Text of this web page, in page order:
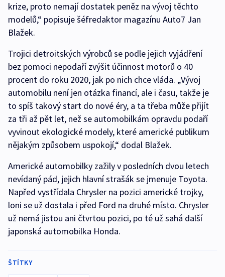
krize, proto nemají dostatek peněz na vývoj těchto
modelů,“ popisuje šéfredaktor magazínu Auto7 Jan
Blažek.
Trojici detroitských výrobců se podle jejich vyjádření
bez pomoci nepodaří zvýšit účinnost motorů o 40
procent do roku 2020, jak po nich chce vláda. „Vývoj
automobilu není jen otázka financí, ale i času, takže je
to spíš takový start do nové éry, a ta třeba může přijít
za tři až pět let, než se automobilkám opravdu podaří
vyvinout ekologické modely, které americké publikum
nějakým způsobem uspokojí,“ dodal Blažek.
Americké automobilky zažily v posledních dvou letech
nevídaný pád, jejich hlavní strašák se jmenuje Toyota.
Napřed vystřídala Chrysler na pozici americké trojky,
loni se už dostala i před Ford na druhé místo. Chrysler
už nemá jistou ani čtvrtou pozici, po té už sahá další
japonská automobilka Honda.
ŠTÍTKY